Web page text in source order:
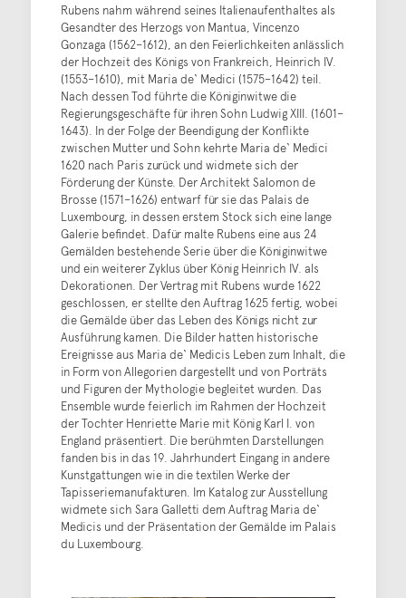
Rubens nahm während seines Italienaufenthaltes als
Gesandter des Herzogs von Mantua, Vincenzo
Gonzaga (1562–1612), an den Feierlichkeiten anlässlich
der Hochzeit des Königs von Frankreich, Heinrich IV.
(1553–1610), mit Maria de‘ Medici (1575–1642) teil.
Nach dessen Tod führte die Königinwitwe die
Regierungsgeschäfte für ihren Sohn Ludwig XIII. (1601–
1643). In der Folge der Beendigung der Konflikte
zwischen Mutter und Sohn kehrte Maria de‘ Medici
1620 nach Paris zurück und widmete sich der
Förderung der Künste. Der Architekt Salomon de
Brosse (1571–1626) entwarf für sie das Palais de
Luxembourg, in dessen erstem Stock sich eine lange
Galerie befindet. Dafür malte Rubens eine aus 24
Gemälden bestehende Serie über die Königinwitwe
und ein weiterer Zyklus über König Heinrich IV. als
Dekorationen. Der Vertrag mit Rubens wurde 1622
geschlossen, er stellte den Auftrag 1625 fertig, wobei
die Gemälde über das Leben des Königs nicht zur
Ausführung kamen. Die Bilder hatten historische
Ereignisse aus Maria de‘ Medicis Leben zum Inhalt, die
in Form von Allegorien dargestellt und von Porträts
und Figuren der Mythologie begleitet wurden. Das
Ensemble wurde feierlich im Rahmen der Hochzeit
der Tochter Henriette Marie mit König Karl I. von
England präsentiert. Die berühmten Darstellungen
fanden bis in das 19. Jahrhundert Eingang in andere
Kunstgattungen wie in die textilen Werke der
Tapisseriemanufakturen. Im Katalog zur Ausstellung
widmete sich Sara Galletti dem Auftrag Maria de‘
Medicis und der Präsentation der Gemälde im Palais
du Luxembourg.